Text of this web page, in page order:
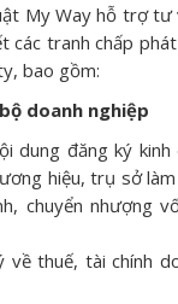
My Way hỗ trợ tư
các tranh chấp
bao gồm:
doanh nghiệp
dung đăng ký
hiệu, trụ sở làm
chuyển nhượng
về thuế, tài chính